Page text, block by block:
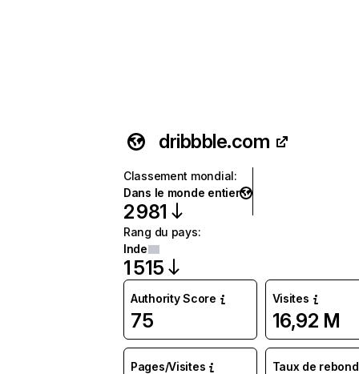
dribbble.com
Classement mondial:
Dans le monde entier
2 981
Rang du pays:
Inde
1 515
Authority Score
75
Visites
16,92 M
Pages/Visites Taux de rebond